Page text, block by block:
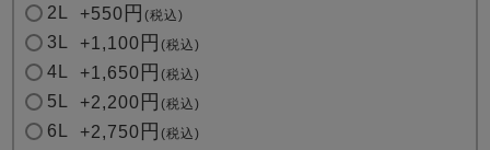
2L +550 税込
3L +1,100 税込
4L +1,650 税込
5L +2,200 税込
6L +2,750 税込